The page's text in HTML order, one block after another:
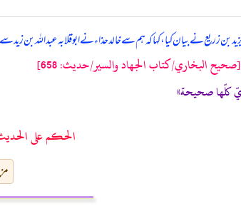
بن زریع نے بیان کیا، کہا کہ ہم سے خالد حذاء نے ابوقلابہ عبداللہ
[صحيح البخاري/كتاب الجهاد والسير/حدیث: 658]
كلّها صحيحة»
الحكم على